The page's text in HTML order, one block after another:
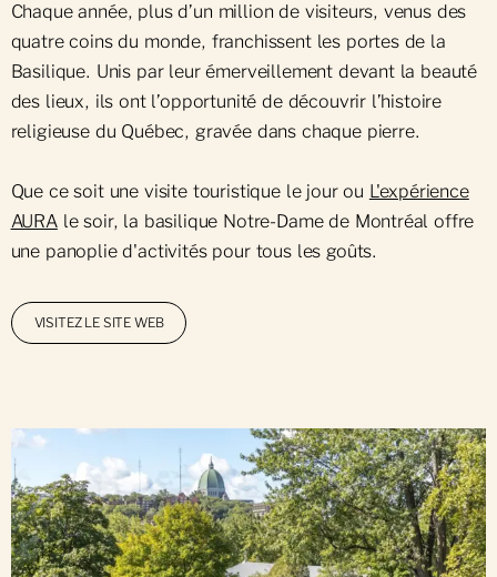
Chaque année, plus d’un million de visiteurs, venus des
quatre coins du monde, franchissent les portes de la
Basilique. Unis par leur émerveillement devant la beauté
des lieux, ils ont l’opportunité de découvrir l’histoire
religieuse du Québec, gravée dans chaque pierre.
Que ce soit une visite touristique le jour ou L'expérience
AURAle soir, la basilique Notre-Dame de Montréal offre
une panoplie d'activités pour tous les goûts.
VISITEZ LE SITE WEB